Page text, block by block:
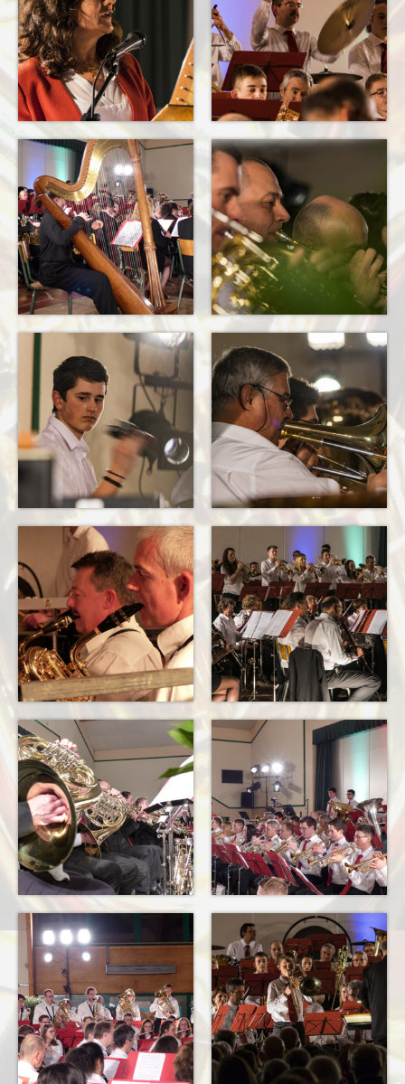
Blog
Terkabrass
Historique
Direction
Répertoire Musical
Blog
Contact